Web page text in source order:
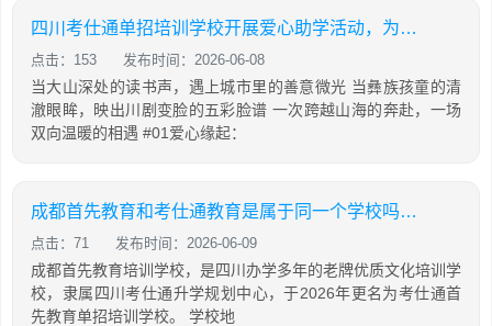
四川考仕通单招培训学校开展爱心助学活动，为彝乡学子捐赠新课桌并带来非遗展演
点击：153 发布时间：2026-06-08
当大山深处的读书声，遇上城市里的善意微光 当彝族孩童的清
澈眼眸，映出川剧变脸的五彩脸谱 一次跨越山海的奔赴，一场
双向温暖的相遇 #01爱心缘起：
成都首先教育和考仕通教育是属于同一个学校吗？两者有什么关系
点击：71 发布时间：2026-06-09
成都首先教育培训学校，是四川办学多年的老牌优质文化培训学
校，隶属四川考仕通升学规划中心，于2026年更名为考仕通首
先教育单招培训学校。 学校地